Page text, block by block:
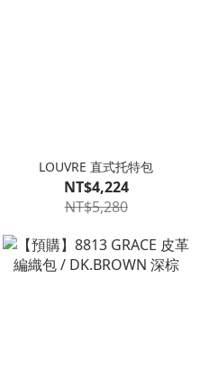
LOUVRE 直式托特包
NT$4,224
NT$5,280